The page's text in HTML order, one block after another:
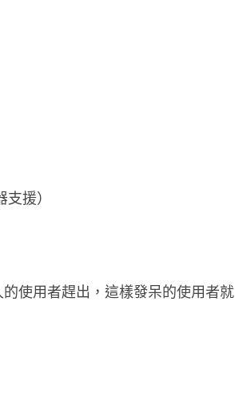
援）
使用者趕出，這樣發呆的使用者就